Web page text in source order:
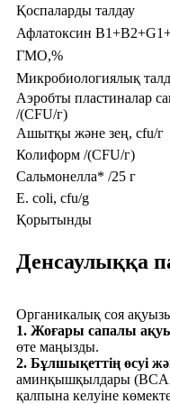
Қоспаларды талдау
Афлатоксин
ГМО,%
Микробиологиялық
Аэробты пластиналар
/(CFU/г)
Ашытқы және зең, cfu/г
Колиформ /(CFU/г)
Сальмонелла* /25 г
E. coli, cfu/g
Қорытынды
Денсаулыққа
Органикалық соя
1. Жоғары сапалы
өте маңызды.
2. Бұлшықеттің өсуі
аминқышқылдары
қалпына келуіне